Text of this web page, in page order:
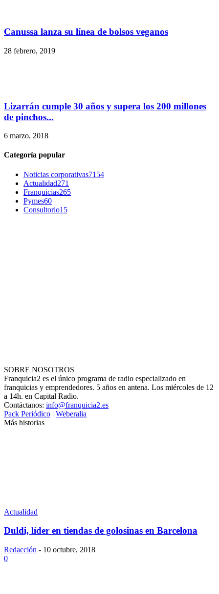
Canussa lanza su línea de bolsos veganos
28 febrero, 2019
Lizarrán cumple 30 años y supera los 200 millones
de pinchos...
6 marzo, 2018
Categoría popular
Noticias corporativas7154
Actualidad271
Franquicias265
Pymes60
Consultorio15
SOBRE NOSOTROS
Franquicia2 es el único programa de radio especializado en
franquicias y emprendedores. 5 años en antena. Los miércoles de 12
a 14h. en Capital Radio.
Contáctanos: info@franquicia2.es
Pack Periódico | Weberalia
Más historias
Actualidad
Duldi, líder en tiendas de golosinas en Barcelona
Redacción - 10 octubre, 2018
0